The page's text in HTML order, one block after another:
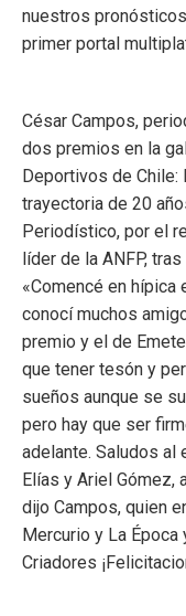
nuestros
primer portal
César Campos,
dos premios en la
Deportivos de
trayectoria de 20
Periodístico, por el
líder de la ANFP,
«Comencé en hípica
conocí muchos
premio y el de
que tener tesón y
sueños aunque se
pero hay que ser
adelante. Saludos al
Elías y Ariel Gómez,
dijo Campos, quien
Mercurio y La
Criadores